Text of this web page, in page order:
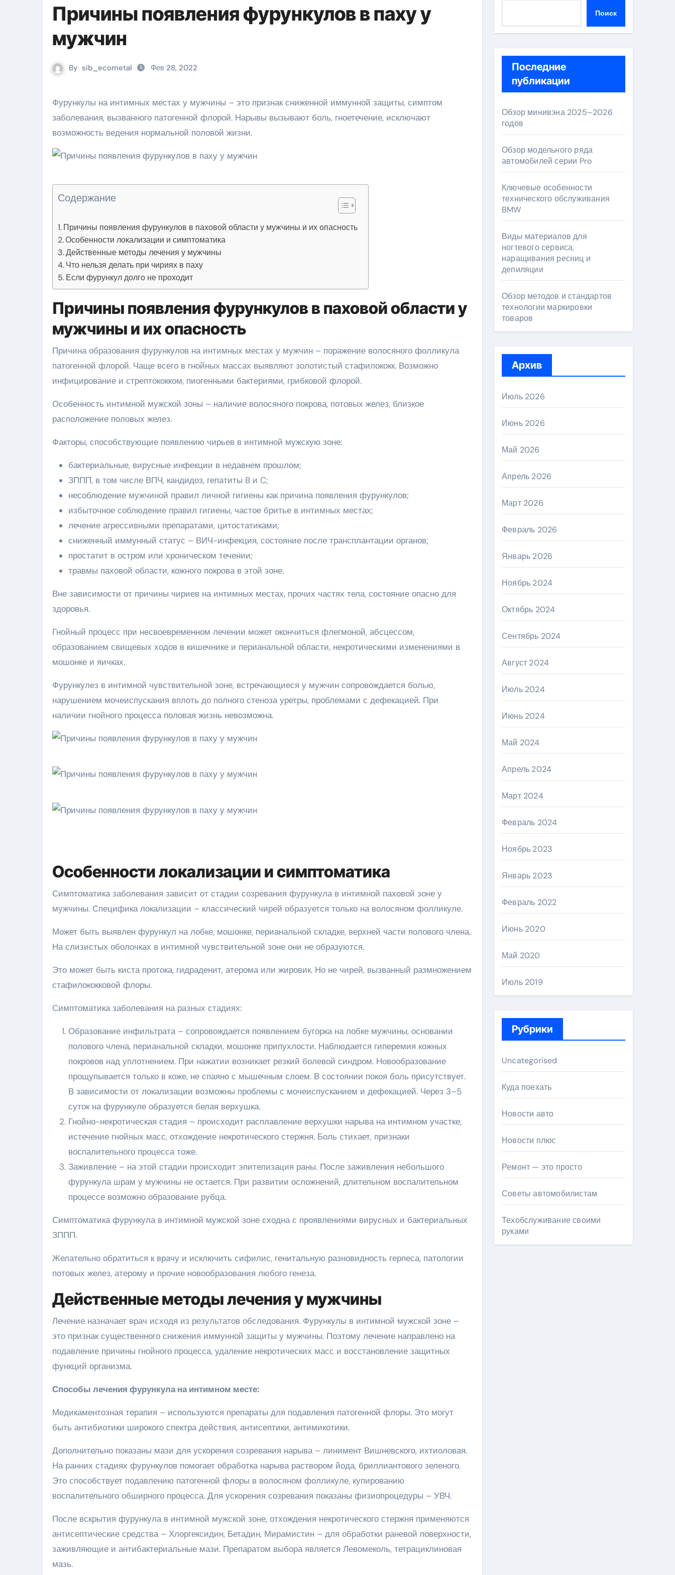
Причины появления фурункулов в паху у
мужчин
By sib_ecometal Фев 28, 2022
Фурункулы на интимных местах у мужчины – это признак сниженной иммунной защиты, симптом
заболевания, вызванного патогенной флорой. Нарывы вызывают боль, гноетечение, исключают
возможность ведения нормальной половой жизни.
Содержание
Причины появления фурункулов в паховой области у мужчины и их опасность
Особенности локализации и симптоматика
Действенные методы лечения у мужчины
Что нельзя делать при чириях в паху
Если фурункул долго не проходит
Причины появления фурункулов в паховой области у
мужчины и их опасность
Причина образования фурункулов на интимных местах у мужчин – поражение волосяного фолликула
патогенной флорой. Чаще всего в гнойных массах выявляют золотистый стафилококк. Возможно
инфицирование и стрептококком, пиогенными бактериями, грибковой флорой.
Особенность интимной мужской зоны – наличие волосяного покрова, потовых желез, близкое
расположение половых желез.
Факторы, способствующие появлению чирьев в интимной мужскую зоне:
бактериальные, вирусные инфекции в недавнем прошлом;
ЗППП, в том числе ВПЧ, кандидоз, гепатиты B и C;
несоблюдение мужчиной правил личной гигиены как причина появления фурункулов;
избыточное соблюдение правил гигиены, частое бритье в интимных местах;
лечение агрессивными препаратами, цитостатиками;
сниженный иммунный статус – ВИЧ-инфекция, состояние после трансплантации органов;
простатит в остром или хроническом течении;
травмы паховой области, кожного покрова в этой зоне.
Вне зависимости от причины чириев на интимных местах, прочих частях тела, состояние опасно для
здоровья.
Гнойный процесс при несвоевременном лечении может окончиться флегмоной, абсцессом,
образованием свищевых ходов в кишечнике и перианальной области, некротическими изменениями в
мошонке и яичках.
Фурункулез в интимной чувствительной зоне, встречающиеся у мужчин сопровождается болью,
нарушением мочеиспускания вплоть до полного стеноза уретры, проблемами с дефекацией. При
наличии гнойного процесса половая жизнь невозможна.
Особенности локализации и симптоматика
Симптоматика заболевания зависит от стадии созревания фурункула в интимной паховой зоне у
мужчины. Специфика локализации – классический чирей образуется только на волосяном фолликуле.
Может быть выявлен фурункул на лобке, мошонке, перианальной складке, верхней части полового члена.
На слизистых оболочках в интимной чувствительной зоне они не образуются.
Это может быть киста протока, гидраденит, атерома или жировик. Но не чирей, вызванный размножением
стафилококковой флоры.
Симптоматика заболевания на разных стадиях:
Образование инфильтрата – сопровождается появлением бугорка на лобке мужчины, основании
полового члена, перианальной складки, мошонке припухлости. Наблюдается гиперемия кожных
покровов над уплотнением. При нажатии возникает резкий болевой синдром. Новообразование
прощупывается только в коже, не спаяно с мышечным слоем. В состоянии покоя боль присутствует.
В зависимости от локализации возможны проблемы с мочеиспусканием и дефекацией. Через 3–5
суток на фурункуле образуется белая верхушка.
Гнойно-некротическая стадия – происходит расплавление верхушки нарыва на интимном участке,
истечение гнойных масс, отхождение некротического стержня. Боль стихает, признаки
воспалительного процесса тоже.
Заживление – на этой стадии происходит эпителизация раны. После заживления небольшого
фурункула шрам у мужчины не остается. При развитии осложнений, длительном воспалительном
процессе возможно образование рубца.
Симптоматика фурункула в интимной мужской зоне сходна с проявлениями вирусных и бактериальных
ЗППП.
Желательно обратиться к врачу и исключить сифилис, генитальную разновидность герпеса, патологии
потовых желез, атерому и прочие новообразования любого генеза.
Действенные методы лечения у мужчины
Лечение назначает врач исходя из результатов обследования. Фурункулы в интимной мужской зоне –
это признак существенного снижения иммунной защиты у мужчины. Поэтому лечение направлено на
подавление причины гнойного процесса, удаление некротических масс и восстановление защитных
функций организма.
Способы лечения фурункула на интимном месте:
Медикаментозная терапия – используются препараты для подавления патогенной флоры. Это могут
быть антибиотики широкого спектра действия, антисептики, антимикотики.
Дополнительно показаны мази для ускорения созревания нарыва – линимент Вишневского, ихтиоловая.
На ранних стадиях фурункулов помогает обработка нарыва раствором йода, бриллиантового зеленого.
Это способствует подавлению патогенной флоры в волосяном фолликуле, купированию
воспалительного обширного процесса. Для ускорения созревания показаны физиопроцедуры – УВЧ.
После вскрытия фурункула в интимной мужской зоне, отхождения некротического стержня применяются
антисептические средства – Хлоргексидин, Бетадин, Мирамистин – для обработки раневой поверхности,
заживляющие и антибактериальные мази. Препаратом выбора является Левомеколь, тетрациклиновая
мазь.
Поиск
Последние
публикации
Обзор минивэна 2025–2026
годов
Обзор модельного ряда
автомобилей серии Pro
Ключевые особенности
технического обслуживания
BMW
Виды материалов для
ногтевого сервиса,
наращивания ресниц и
депиляции
Обзор методов и стандартов
технологии маркировки
товаров
Архив
Июль 2026
Июнь 2026
Май 2026
Апрель 2026
Март 2026
Февраль 2026
Январь 2026
Ноябрь 2024
Октябрь 2024
Сентябрь 2024
Август 2024
Июль 2024
Июнь 2024
Май 2024
Апрель 2024
Март 2024
Февраль 2024
Ноябрь 2023
Январь 2023
Февраль 2022
Июнь 2020
Май 2020
Июль 2019
Рубрики
Uncategorised
Куда поехать
Новости авто
Новости плюс
Ремонт — это просто
Советы автомобилистам
Техобслуживание своими
руками